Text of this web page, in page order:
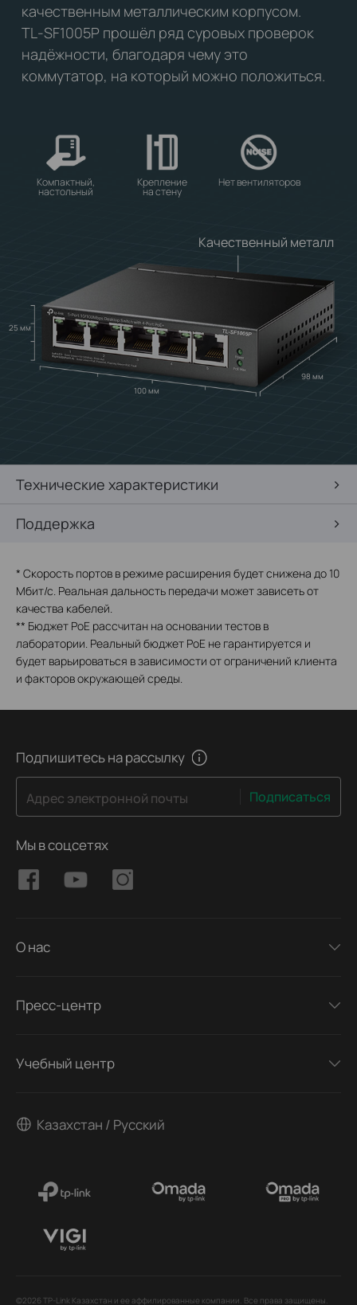
Качественный металл
25 мм
100 мм
98 мм
качественным металлическим корпусом.
TL‑SF1005P прошёл ряд суровых проверок
надёжности, благодаря чему это
коммутатор, на который можно положиться.
Компактный,
настольный
Крепление
на стену
Нет вентиляторов
Технические характеристики
Поддержка
* Скорость портов в режиме расширения будет снижена до 10
Мбит/с. Реальная дальность передачи может зависеть от
качества кабелей.
** Бюджет PoE рассчитан на основании тестов в
лаборатории. Реальный бюджет PoE не гарантируется и
будет варьироваться в зависимости от ограничений клиента
и факторов окружающей среды.
Подпишитесь на рассылку
Адрес электронной почты Подписаться
Мы в соцсетях
О нас
Пресс-центр
Учебный центр
Казахстан / Русский
©2026 TP-Link Казахстан и ее аффилированные компании. Все права защищены.